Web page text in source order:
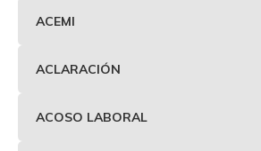
ACEMI
ACLARACIÓN
ACOSO LABORAL